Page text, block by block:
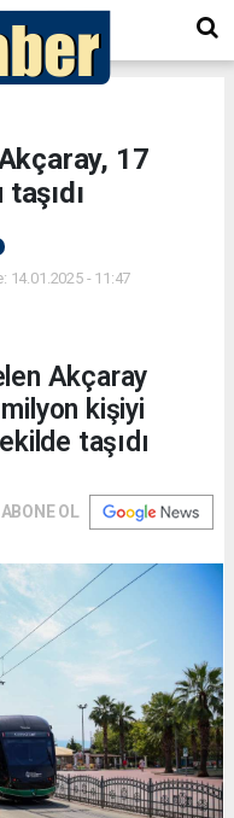
17
14.01.2025 - 11:47
Akçaray
kişiyi
taşıdı
ABONE OL